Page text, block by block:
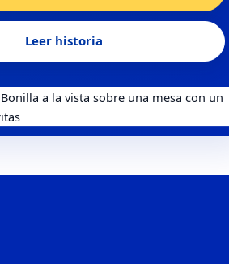
Leer historia